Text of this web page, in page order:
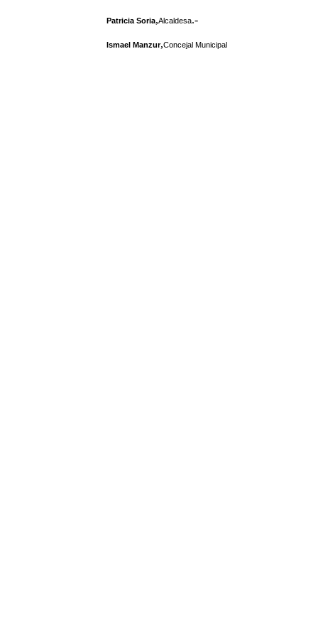
Patricia Soria,Alcaldesa.-
Ismael Manzur,Concejal Municipal